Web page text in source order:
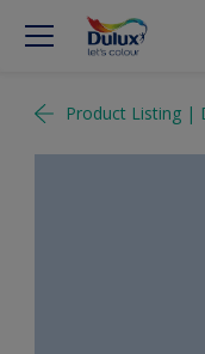
Product Listing |